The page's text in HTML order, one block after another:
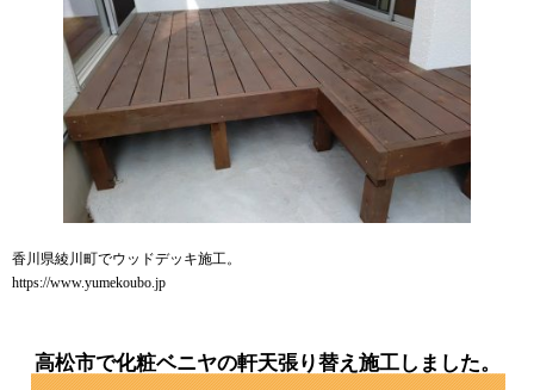
香川県綾川町でウッドデッキ施工。
https://www.yumekoubo.jp
高松市で化粧ベニヤの軒天張り替え施工しました。